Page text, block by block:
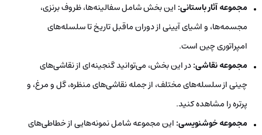
مجموعه آثار باستانی: این بخش شامل سفالینه‌ها، ظروف برنزی،
مجسمه‌ها، و اشیای آیینی از دوران ماقبل تاریخ تا سلسله‌های
امپراتوری چین است.
مجموعه نقاشی:در این بخش، می‌توانید گنجینه‌ای از نقاشی‌های
چینی از سلسله‌های مختلف، از جمله نقاشی‌های منظره، گل و مرغ، و
پرتره را مشاهده کنید.
مجموعه خوشنویسی: این مجموعه شامل نمونه‌هایی از خطاطی‌های